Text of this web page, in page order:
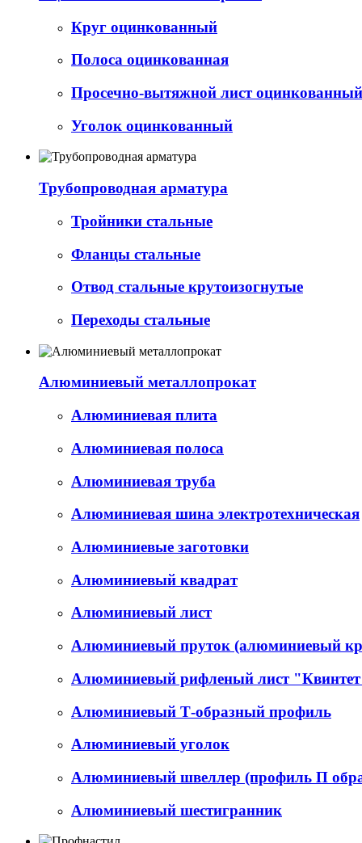
Круг оцинкованный
Полоса оцинкованная
Просечно-вытяжной лист
Уголок оцинкованный
Трубопроводная арматура
Тройники стальные
Фланцы стальные
Отвод стальные крутоизогнутые
Переходы стальные
Алюминиевый металлопрокат
Алюминиевая плита
Алюминиевая полоса
Алюминиевая труба
Алюминиевая шина электротехническая
Алюминиевые заготовки
Алюминиевый квадрат
Алюминиевый лист
Алюминиевый пруток (алюминиевый
Алюминиевый рифленый лист
Алюминиевый Т-образный профиль
Алюминиевый уголок
Алюминиевый швеллер (профиль П
Алюминиевый шестигранник